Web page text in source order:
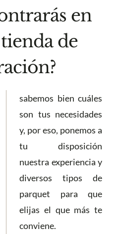
en
de
sabemos bien cuáles
son tus necesidades
y, por eso, ponemos a
tu disposición
nuestra experiencia y
diversos tipos de
parquet para que
elijas el que más te
conviene.